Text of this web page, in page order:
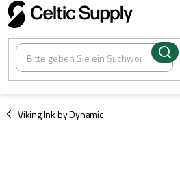
Zum
Inhalt
springen
Viking Ink by Dynamic
/